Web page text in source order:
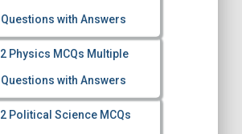
with Answers
Physics MCQs Multiple
with Answers
Political Science MCQs